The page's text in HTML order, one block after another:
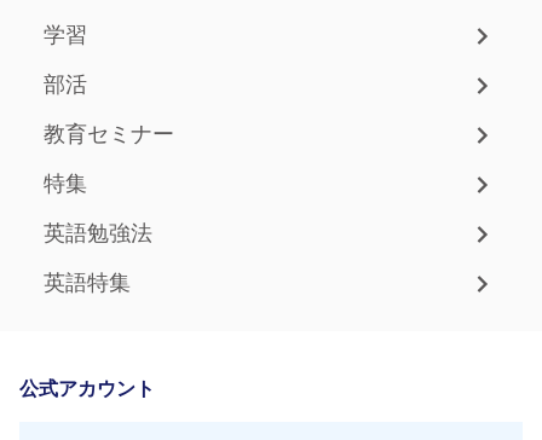
学習
部活
教育セミナー
特集
英語勉強法
英語特集
公式アカウント